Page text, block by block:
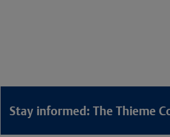
Stay informed: The Thieme